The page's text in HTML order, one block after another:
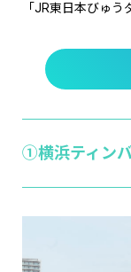
「JR東日本びゅ
①横浜ティン